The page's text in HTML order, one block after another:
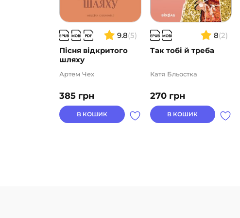
9.8(5)
Пісня відкритого
шляху
385 грн
Артем Чех
В КОШИК
8(2)
Так тобі й треба
270 грн
Катя Бльостка
В КОШИК